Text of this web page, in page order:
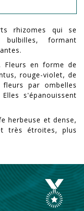
rhizomes qui se
formant
Fleurs en forme de
rouge-violet, de
par ombelles
s'épanouissent
herbeuse et dense,
très étroites, plus